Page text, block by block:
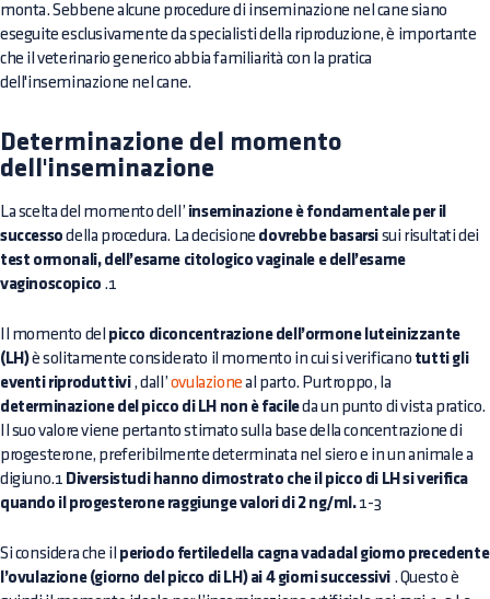
monta. Sebbene alcune procedure di inseminazione nel cane siano
eseguite esclusivamente da specialisti della riproduzione, è importante
che il veterinario generico abbia familiarità con la pratica
dell'inseminazione nel cane.
Determinazione del momento
dell'inseminazione
La scelta del momento dell’ inseminazione è fondamentale per il
successo della procedura. La decisione dovrebbe basarsi sui risultati dei
test ormonali, dell’esame citologico vaginale e dell’esame
vaginoscopico .1
Il momento del picco diconcentrazione dell’ormone luteinizzante
(LH)è solitamente considerato il momento in cui si verificano tutti gli
eventi riproduttivi, dall’ ovulazione al parto. Purtroppo, la
determinazione del picco di LH non è facileda un punto di vista pratico.
Il suo valore viene pertanto stimato sulla base della concentrazione di
progesterone, preferibilmente determinata nel siero e in un animale a
digiuno.1 Diversistudi hanno dimostrato che il picco di LH si verifica
quando il progesterone raggiunge valori di 2 ng/ml.1-3
Si considera che il periodo fertiledella cagna vadadal giorno precedente
l’ovulazione (giorno del picco di LH) ai 4 giorni successivi . Questo è